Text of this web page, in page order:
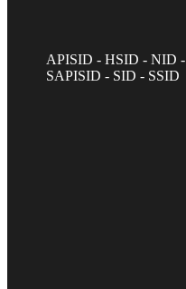
APISID - HSID - NID -
SAPISID - SID - SSID